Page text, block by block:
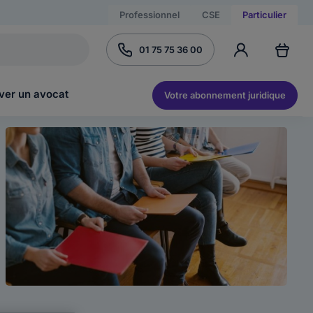
Professionnel CSE Particulier
01 75 75 36 00
un avocat Votre abonnement juridique